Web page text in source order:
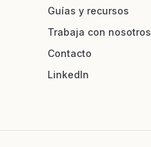
Guías y recursos
Trabaja con nosotros
Contacto
LinkedIn